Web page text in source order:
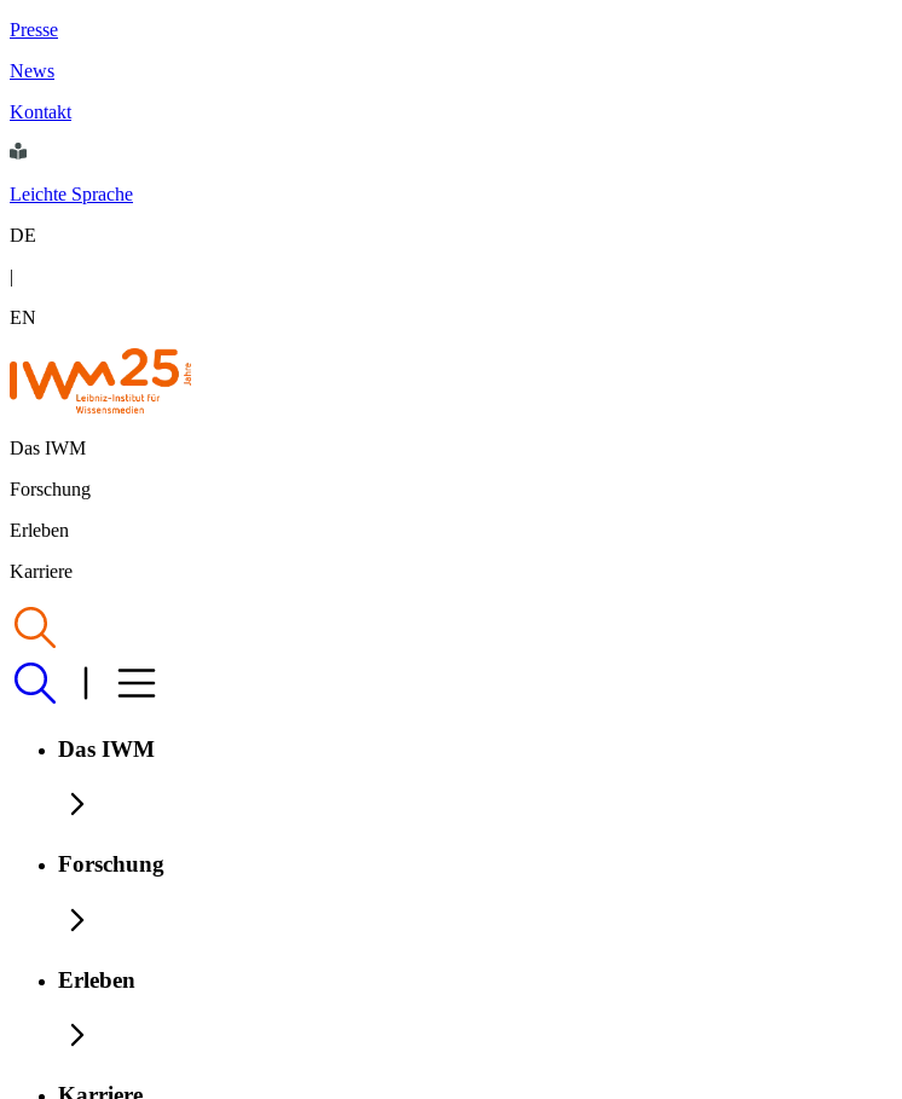
Presse
News
Kontakt
Leichte Sprache
DE
|
EN
Das IWM
Forschung
Erleben
Karriere
Das IWM
Forschung
Erleben